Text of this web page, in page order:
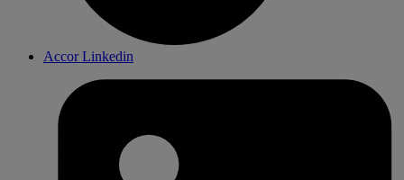
Accor Linkedin